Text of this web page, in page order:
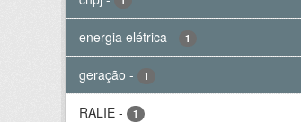
energia elétrica - 1
geração - 1
RALIE - 1